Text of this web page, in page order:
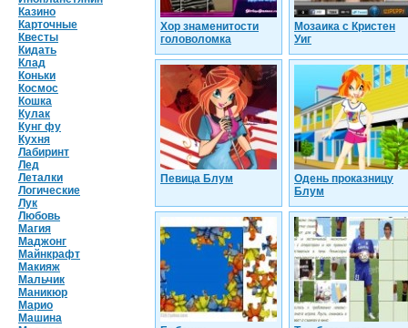
Казино
Карточные
Квесты
Кидать
Клад
Коньки
Космос
Кошка
Кулак
Кунг фу
Кухня
Лабиринт
Лед
Леталки
Логические
Лук
Любовь
Магия
Маджонг
Майнкрафт
Макияж
Мальчик
Маникюр
Марио
Машина
Хор знаменитости
головоломка
Мозаика с Кристен
Уиг
Певица Блум
Одень проказницу
Блум